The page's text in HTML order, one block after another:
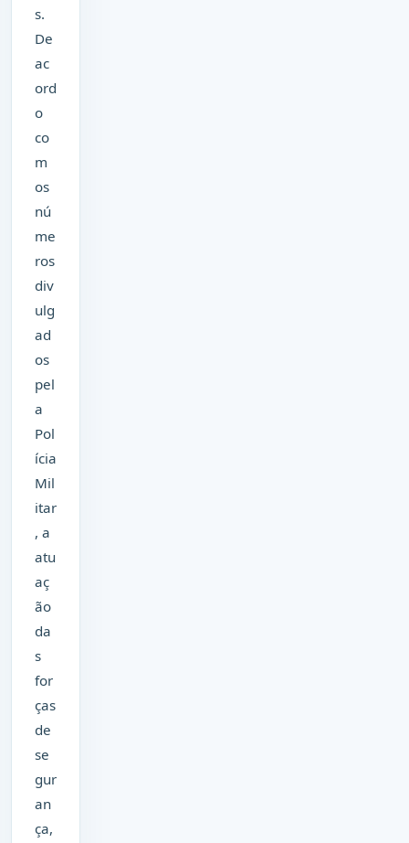
s.
De
ac
ord
o
co
m
os
nú
me
ros
div
ulg
ad
os
pel
a
Pol
ícia
Mil
itar
, a
atu
aç
ão
da
s
for
ças
de
se
gur
an
ça,